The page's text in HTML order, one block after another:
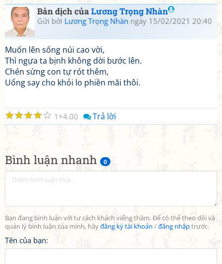
Bình luận nhanh 0
Bạn đang bình luận với tư cách khách viếng thăm. Để có thể theo dõi và
quản lý bình luận của mình, hãyđăng ký tài khoản /đăng nhậptrước.
Tên của bạn:
Bản dịch củaLương Trọng Nhàn
Gửi bởi Lương Trọng Nhàn ngày 15/02/2021 20:40
Muốn lên sống núi cao vời,
Thì ngựa ta bịnh không dời bước lên.
Chén sừng con tự rót thêm,
Uống say cho khỏi lo phiền mãi thôi.
☆
☆
☆
☆
☆ 1 4.00 Trả lời